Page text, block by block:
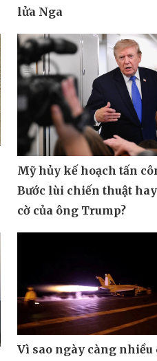
lửa Nga
Mỹ hủy kế hoạch tấn
Bước lùi chiến thuật
cờ của ông Trump?
Vì sao ngày càng nhiều